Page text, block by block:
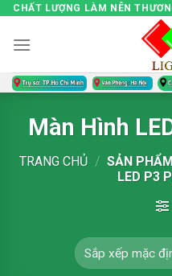
Skip
content
CHẤT LƯỢNG LÀM NÊN
Màn Hình
TRANG CHỦ / SẢN
LED P3